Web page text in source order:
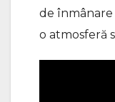
de
o atmosferă